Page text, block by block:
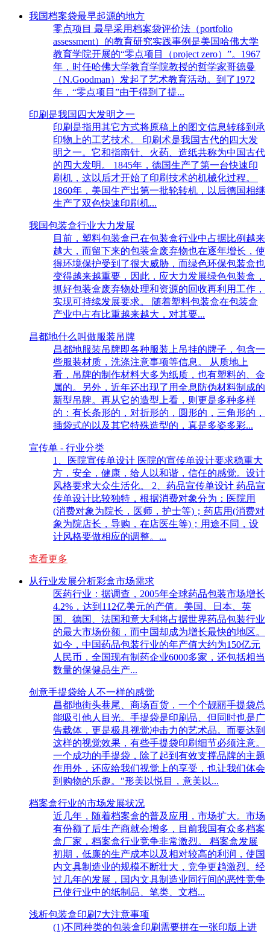
我国档案袋最早起源的地方
零点项目 最早采用档案袋评价法（portfolio
assessment）的教育研究实践事例是美国哈佛大学
教育学院开展的“零点项目（project zero）”。1967
年，时任哈佛大学教育学院教授的哲学家哥德曼
（N.Goodman）发起了艺术教育活动。到了1972
年，“零点项目”由于得到了提...
印刷是我国四大发明之一
印刷是指用其它方式将原稿上的图文信息转移到承
印物上的工艺技术。 印刷术是我国古代的四大发
明之一。它和指南针、火药、造纸共称为中国古代
的四大发明。 1845年，德国生产了第一台快速印
刷机，这以后才开始了印刷技术的机械化过程。
1860年，美国生产出第一批轮转机，以后德国相继
生产了双色快速印刷机...
我国包装盒行业大力发展
目前，塑料包装盒已在包装盒行业中占据比例越来
越大，而留下来的包装盒废弃物也在逐年增长，使
得环境保护受到了很大威胁，而绿色环保包装盒也
变得越来越重要，因此，应大力发展绿色包装盒，
抓好包装盒废弃物处理和资源的回收再利用工作，
实现可持续发展要求。 随着塑料包装盒在包装盒
产业中占有比重越来越大，对其要...
昌都地什么叫做服装吊牌
昌都地服装吊牌即各种服装上吊挂的牌子，包含一
些服装材质，洗涤注意事项等信息。 从质地上
看，吊牌的制作材料大多为纸质，也有塑料的、金
属的。另外，近年还出现了用全息防伪材料制成的
新型吊牌。再从它的造型上看，则更是多种多样
的：有长条形的，对折形的，圆形的，三角形的，
插袋式的以及其它特殊造型的，真是多姿多彩...
宣传单 - 行业分类
1、医院宣传单设计 医院的宣传单设计要求稳重大
方，安全，健康，给人以和谐，信任的感觉。设计
风格要求大众生活化。 2、药品宣传单设计 药品宣
传单设计比较独特，根据消费对象分为：医院用
(消费对象为院长，医师，护士等)；药店用(消费对
象为院店长，导购，在店医生等)；用途不同，设
计风格要做相应的调整。...
查看更多
从行业发展分析彩盒市场需求
医药行业：据调查，2005年全球药品包装市场增长
4.2%，达到112亿美元的产值。美国、日本、英
国、德国、法国和意大利将占据世界药品包装行业
的最大市场份额，而中国却成为增长最快的地区。
如今，中国药品包装行业的年产值大约为150亿元
人民币，全国现有制药企业6000多家，还包括相当
数量的保健品生产...
创意手提袋给人不一样的感觉
昌都地街头巷尾、商场百货，一个个靓丽手提袋总
能吸引他人目光。手提袋是印刷品、但同时也是广
告载体，更是极具视觉冲击力的艺术品。而要达到
这样的视觉效果，有些手提袋印刷细节必须注意。
一个成功的手提袋，除了起到有效支撑品牌的主题
作用外，还应给我们视觉上的享受，也让我们体会
到购物的乐趣。"形美以悦目，意美以...
档案盒行业的市场发展状况
近几年，随着档案盒的普及应用，市场扩大。市场
有份额了后生产商就会增多，目前我国有众多档案
盒厂家，档案盒行业竞争非常激烈。 档案盒发展
初期，低廉的生产成本以及相对较高的利润，使国
内文具制造业的规模不断壮大，竞争更趋激烈。经
过几年的发展，国内文具制造业同行间的恶性竞争
已使行业中的纸制品、笔类、文档...
浅析包装盒印刷7大注意事项
(1)不同种类的包装盒印刷需要拼在一张印版上进